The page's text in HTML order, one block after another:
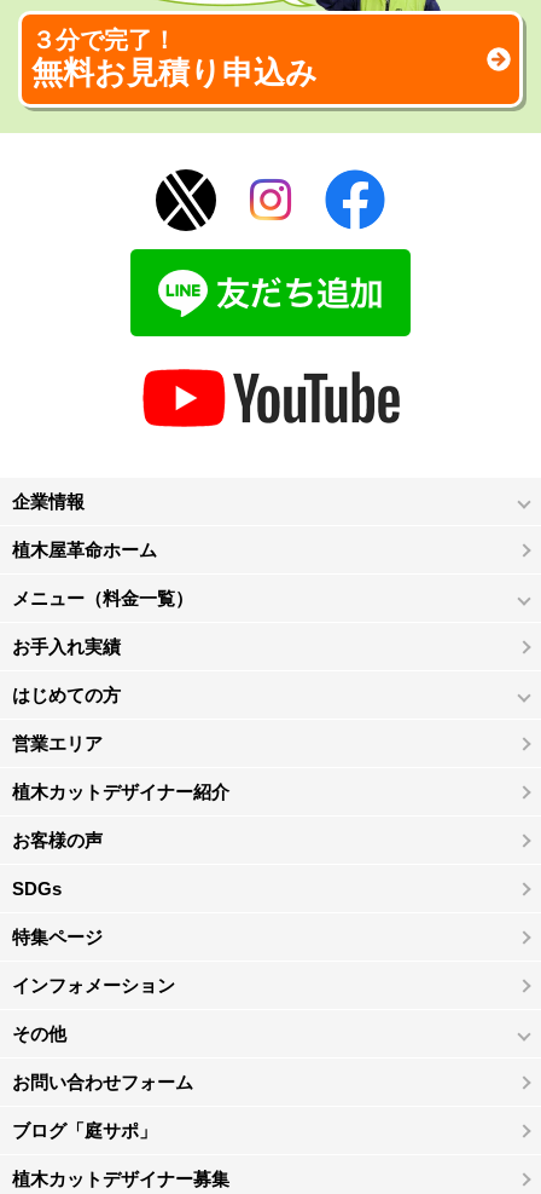
３分で完了！
無料お見積り申込み
企業情報
植木屋革命ホーム
メニュー（料金一覧）
お手入れ実績
はじめての方
営業エリア
植木カットデザイナー紹介
お客様の声
SDGs
特集ページ
インフォメーション
その他
お問い合わせフォーム
ブログ「庭サポ」
植木カットデザイナー募集